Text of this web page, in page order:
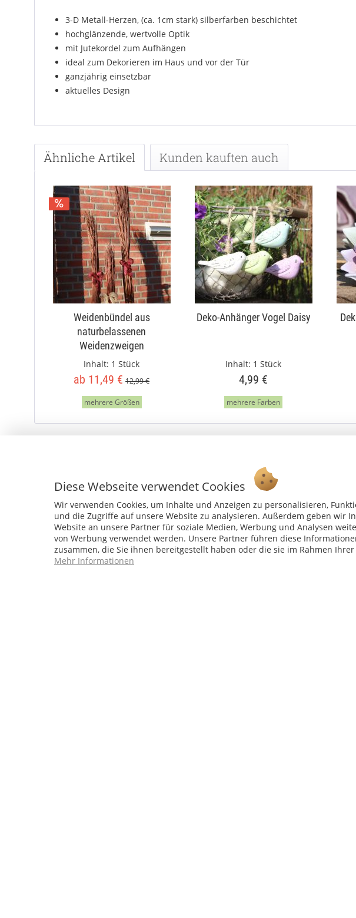
3-D Metall-Herzen, (ca. 1cm stark) silberfarben beschichtet
hochglänzende, wertvolle Optik
mit Jutekordel zum Aufhängen
ideal zum Dekorieren im Haus und vor der Tür
ganzjährig einsetzbar
aktuelles Design
Ähnliche Artikel Kunden kauften auch
Weidenbündel aus
naturbelassenen
Weidenzweigen
Inhalt: 1 Stück
ab 11,49 € 12,99 €
mehrere Größen
Deko-Anhänger Vogel Daisy
Inhalt: 1 Stück
4,99 €
mehrere Farben
Ab
Service Hotline
Diese Webseite verwendet Cookies
Wir verwenden Cookies, um Inhalte und Anzeigen zu personalisieren,
und die Zugriffe auf unsere Website zu analysieren. Außerdem geben wir
Website an unsere Partner für soziale Medien, Werbung und Analysen
von Werbung verwendet werden. Unsere Partner führen diese
zusammen, die Sie ihnen bereitgestellt haben oder die sie im Rahmen
Mehr Informationen